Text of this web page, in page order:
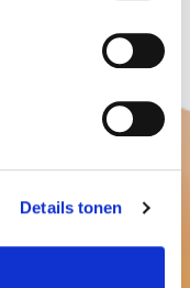
Details tonen